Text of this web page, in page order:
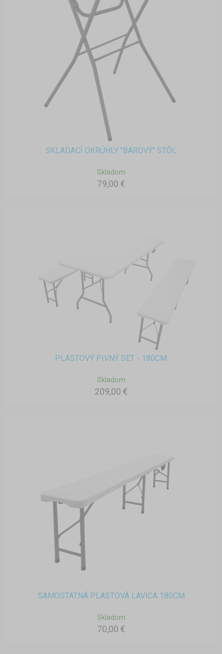
SKLADACÍ OKRÚHLY "BAROVÝ" STÔL
Skladom
79,00 €
PLASTOVÝ PIVNÝ SET - 180CM
Skladom
209,00 €
SAMOSTATNÁ PLASTOVÁ LAVICA 180CM
Skladom
70,00 €